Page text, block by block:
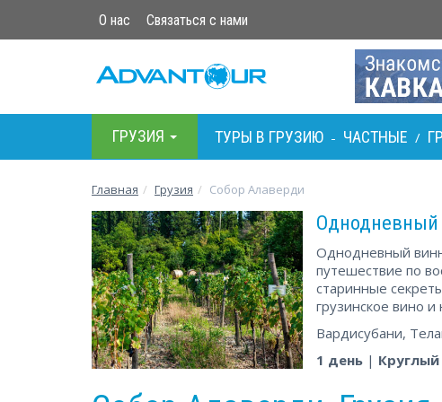
О нас Связаться с нами
ГРУЗИЯ ТУРЫ В ГРУЗИЮ - ЧАСТНЫЕ /
Главная Грузия Собор Алаверди
Однодневный
Однодневный
путешествие по
старинные
грузинское вино
Вардисубани,
1 день | Круглый